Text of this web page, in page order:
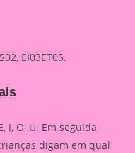
EI03ET05.
I, O, U. Em seguida,
digam em qual